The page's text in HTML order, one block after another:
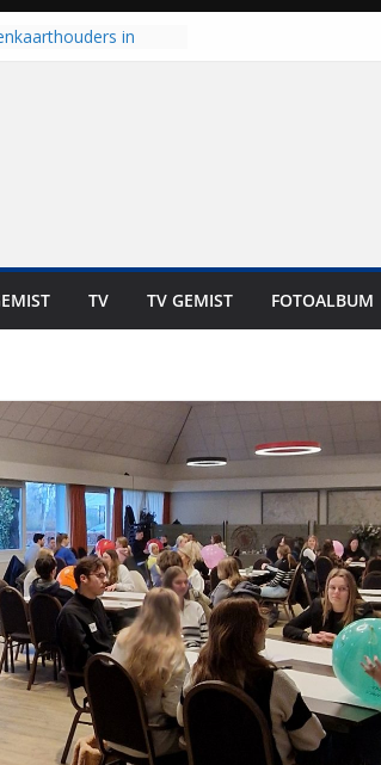
in
Eurojackpot KNVB
in gebruik
TV TV GEMIST FOTOALBUM